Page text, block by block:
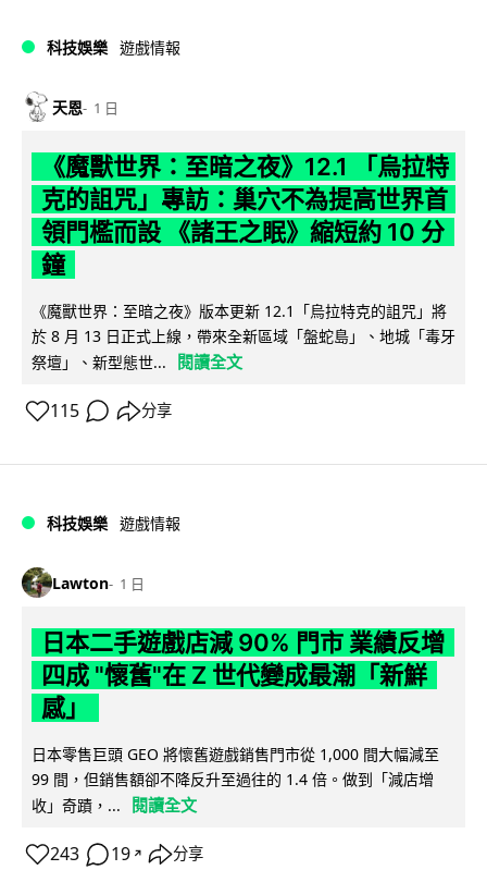
科技娛樂 遊戲情報
天恩 1 日
《魔獸世界：至暗之夜》12.1 「烏拉特
克的詛咒」專訪：巢穴不為提高世界首
領門檻而設 《諸王之眠》縮短約 10 分
鐘
《魔獸世界：至暗之夜》版本更新 12.1「烏拉特克的詛咒」將
於 8 月 13 日正式上線，帶來全新區域「盤蛇島」、地城「毒牙
祭壇」、新型態世...
閱讀全文
115 分享
科技娛樂 遊戲情報
Lawton 1 日
日本二手遊戲店減 90% 門市 業績反增
四成 "懷舊"在 Z 世代變成最潮「新鮮
感」
日本零售巨頭 GEO 將懷舊遊戲銷售門市從 1,000 間大幅減至
99 間，但銷售額卻不降反升至過往的 1.4 倍。做到「減店增
收」奇蹟，...
閱讀全文
243 19 ↗ 分享